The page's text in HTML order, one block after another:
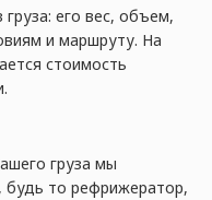
его вес, объем,
и маршруту. На
стоимость
груза мы
то рефрижератор,